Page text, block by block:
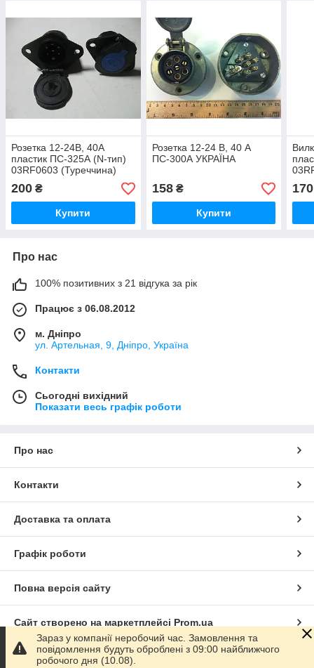
Розетка 12-24В, 40А
пластик ПС-325А (N-тип)
03RF0603 (Туреччина)
200 ₴
Купити
Розетка 12-24 В, 40 А
ПС-300А УКРАЇНА
158₴
Купити
170
Про нас
100% позитивних з 21 відгука за рік
Працює з 06.08.2012
м. Дніпро
ул. Артельная, 9, Дніпро, Україна
Контакти
Сьогодні вихідний
Показати весь графік роботи
Про нас
Контакти
Доставка та оплата
Графік роботи
Повна версія сайту
Сайт створено на маркетплейсі Prom.ua
Політика конфіденційності
Зараз у компанії неробочий час. Замовлення та
повідомлення будуть оброблені з 09:00 найближчого
робочого дня (10.08).